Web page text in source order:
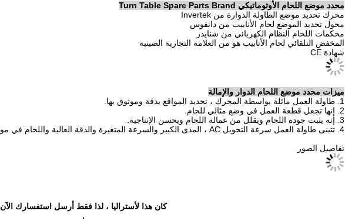
محدد موضع اللحام الأوتوماتيكي Turn Table Spare Parts Brand
محرك تحديد موضع الطاولة الدوارة من Invertek
محول تحديد الموضع لحام الأنابيب من دانفوس
محكمات اللحام النظام الكهربائي من شنايدر
المخفض التلقائي لحام الأنابيب هو من العلامة التجارية الصينية
شهادة CE
ميزات محدد موضع اللحام الدوار والإمالة
1. طاولة العمل مائلة بواسطة المحرك ، تحديد المواقع بدقة وموثوق بها.
2. إنها تجعل قطعة العمل في وضع مثالي للحام.
3. إنه يثبت جودة اللحام ويقلل من عمالة اللحام ويحسن الإنتاجية.
4. تتبنى طاولة العمل سرعة التحويل AC ، المدى الكبير والسرعة المتغيرة والدقة العالية واللحام في موضع الحاجة.
تفاصيل الصور
كان هذا لأستراليا ، لذا فقط أرسل استفسارك الآن
.